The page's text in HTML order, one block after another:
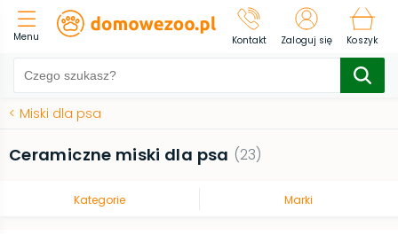
Menu Kontakt Zaloguj się Koszyk
< Miski dla psa
Ceramiczne miski dla psa (23)
Kategorie Marki